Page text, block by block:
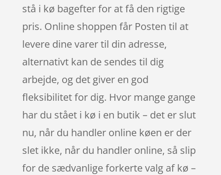
stå i kø bagefter for at få den rigtige
pris. Online shoppen får Posten til at
levere dine varer til din adresse,
alternativt kan de sendes til dig
arbejde, og det giver en god
fleksibilitet for dig. Hvor mange gange
har du stået i kø i en butik – det er slut
nu, når du handler online køen er der
slet ikke, når du handler online, så slip
for de sædvanlige forkerte valg af kø –